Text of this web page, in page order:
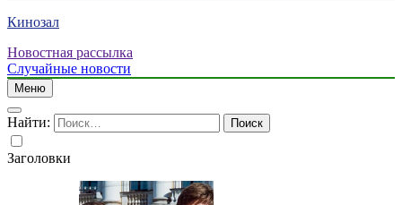
Кинозал
Новостная рассылка
Случайные новости
Меню
Найти:
Заголовки